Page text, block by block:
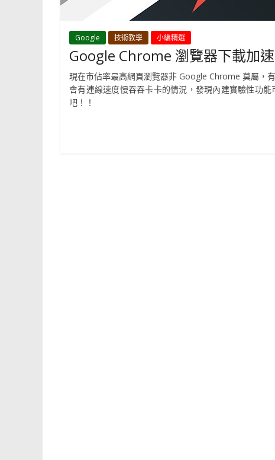
Google 技術教學 小編精選
Google Chrome 瀏覽器下載加
現在市佔率最高網頁瀏覽器非 Google Chrome 莫屬，
會有連線速度慢吞吞卡卡的情況，發現內建實驗性功
吧！！